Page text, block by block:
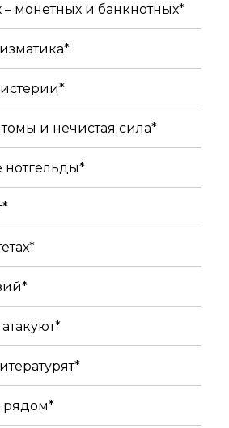
монетных и банкнотных*
и нечистая сила*
рядом*